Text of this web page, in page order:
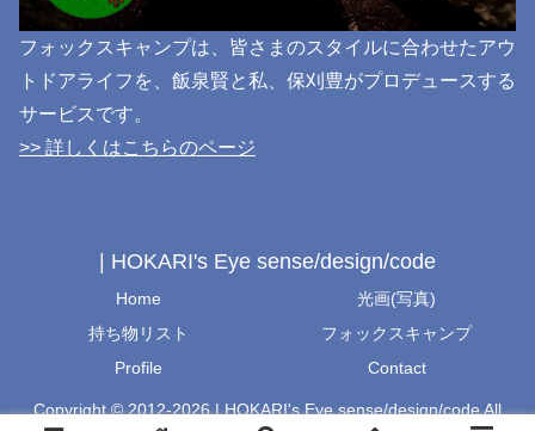
フォックスキャンプは、皆さまのスタイルに合わせたアウ
トドアライフを、飯泉賢と私、保刈豊がプロデュースする
サービスです。
>> 詳しくはこちらのページ
| HOKARI's Eye sense/design/code
Home
光画(写真)
持ち物リスト
フォックスキャンプ
Profile
Contact
Copyright © 2012-2026 | HOKARI's Eye sense/design/code All